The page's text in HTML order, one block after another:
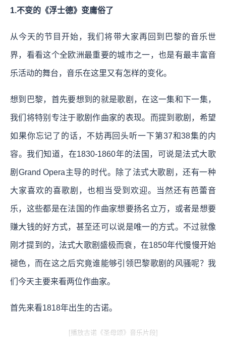
1.不变的《浮士德》变庸俗了
从今天的节目开始，我们将带大家再回到巴黎的音乐世
界，看看这个全欧洲最重要的城市之一，也是有最丰富音
乐活动的舞台，音乐在这里又有怎样的变化。
想到巴黎，首先要想到的就是歌剧，在这一集和下一集，
我们将特别专注于歌剧作曲家的表现。而提到歌剧，希望
如果你忘记了的话，不妨再回头听一下第37和38集的内
容。我们知道，在1830-1860年的法国，可说是法式大歌
剧Grand Opera主导的时代。除了法式大歌剧，还有一种
大家喜欢的喜歌剧，也相当受到欢迎。当然还有芭蕾音
乐，这些都是在法国的作曲家想要扬名立万，或者是想要
赚大钱的好方式，甚至还可以说是唯一的方式。不过就像
刚才提到的，法式大歌剧盛极而衰，在1850年代慢慢开始
褪色，而在这之后究竟谁能够引领巴黎歌剧的风骚呢？我
们今天主要来看两位作曲家。
首先来看1818年出生的古诺。
[播放古诺《圣母颂》音乐片段]